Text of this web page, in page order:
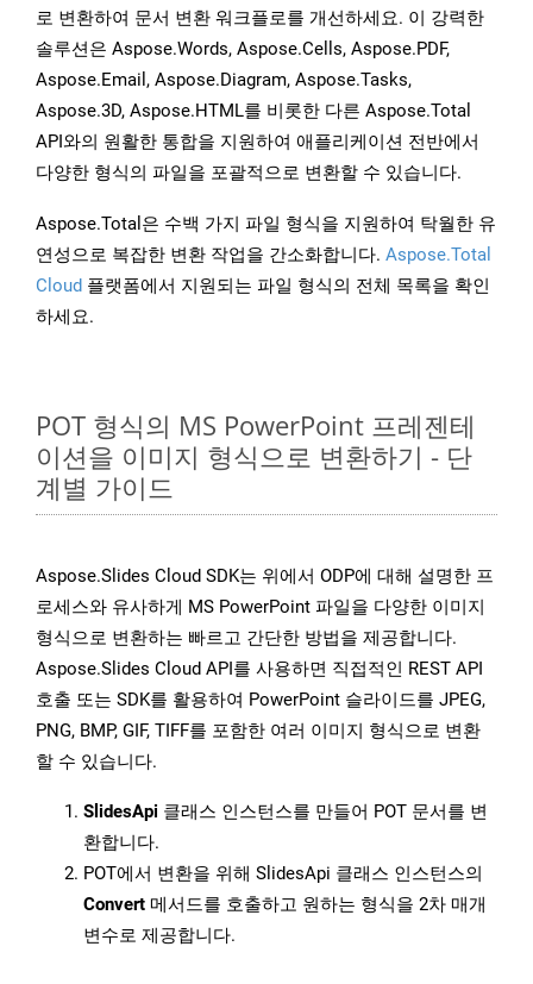
로 변환하여 문서 변환 워크플로를 개선하세요. 이 강력한
솔루션은 Aspose.Words, Aspose.Cells, Aspose.PDF,
Aspose.Email, Aspose.Diagram, Aspose.Tasks,
Aspose.3D, Aspose.HTML를 비롯한 다른 Aspose.Total
API와의 원활한 통합을 지원하여 애플리케이션 전반에서
다양한 형식의 파일을 포괄적으로 변환할 수 있습니다.
Aspose.Total은 수백 가지 파일 형식을 지원하여 탁월한 유
연성으로 복잡한 변환 작업을 간소화합니다. Aspose.Total
Cloud 플랫폼에서 지원되는 파일 형식의 전체 목록을 확인
하세요.
POT 형식의 MS PowerPoint 프레젠테
이션을 이미지 형식으로 변환하기 - 단
계별 가이드
Aspose.Slides Cloud SDK는 위에서 ODP에 대해 설명한 프
로세스와 유사하게 MS PowerPoint 파일을 다양한 이미지
형식으로 변환하는 빠르고 간단한 방법을 제공합니다.
Aspose.Slides Cloud API를 사용하면 직접적인 REST API
호출 또는 SDK를 활용하여 PowerPoint 슬라이드를 JPEG,
PNG, BMP, GIF, TIFF를 포함한 여러 이미지 형식으로 변환
할 수 있습니다.
SlidesApi 클래스 인스턴스를 만들어 POT 문서를 변
환합니다.
POT에서 변환을 위해 SlidesApi 클래스 인스턴스의
Convert 메서드를 호출하고 원하는 형식을 2차 매개
변수로 제공합니다.